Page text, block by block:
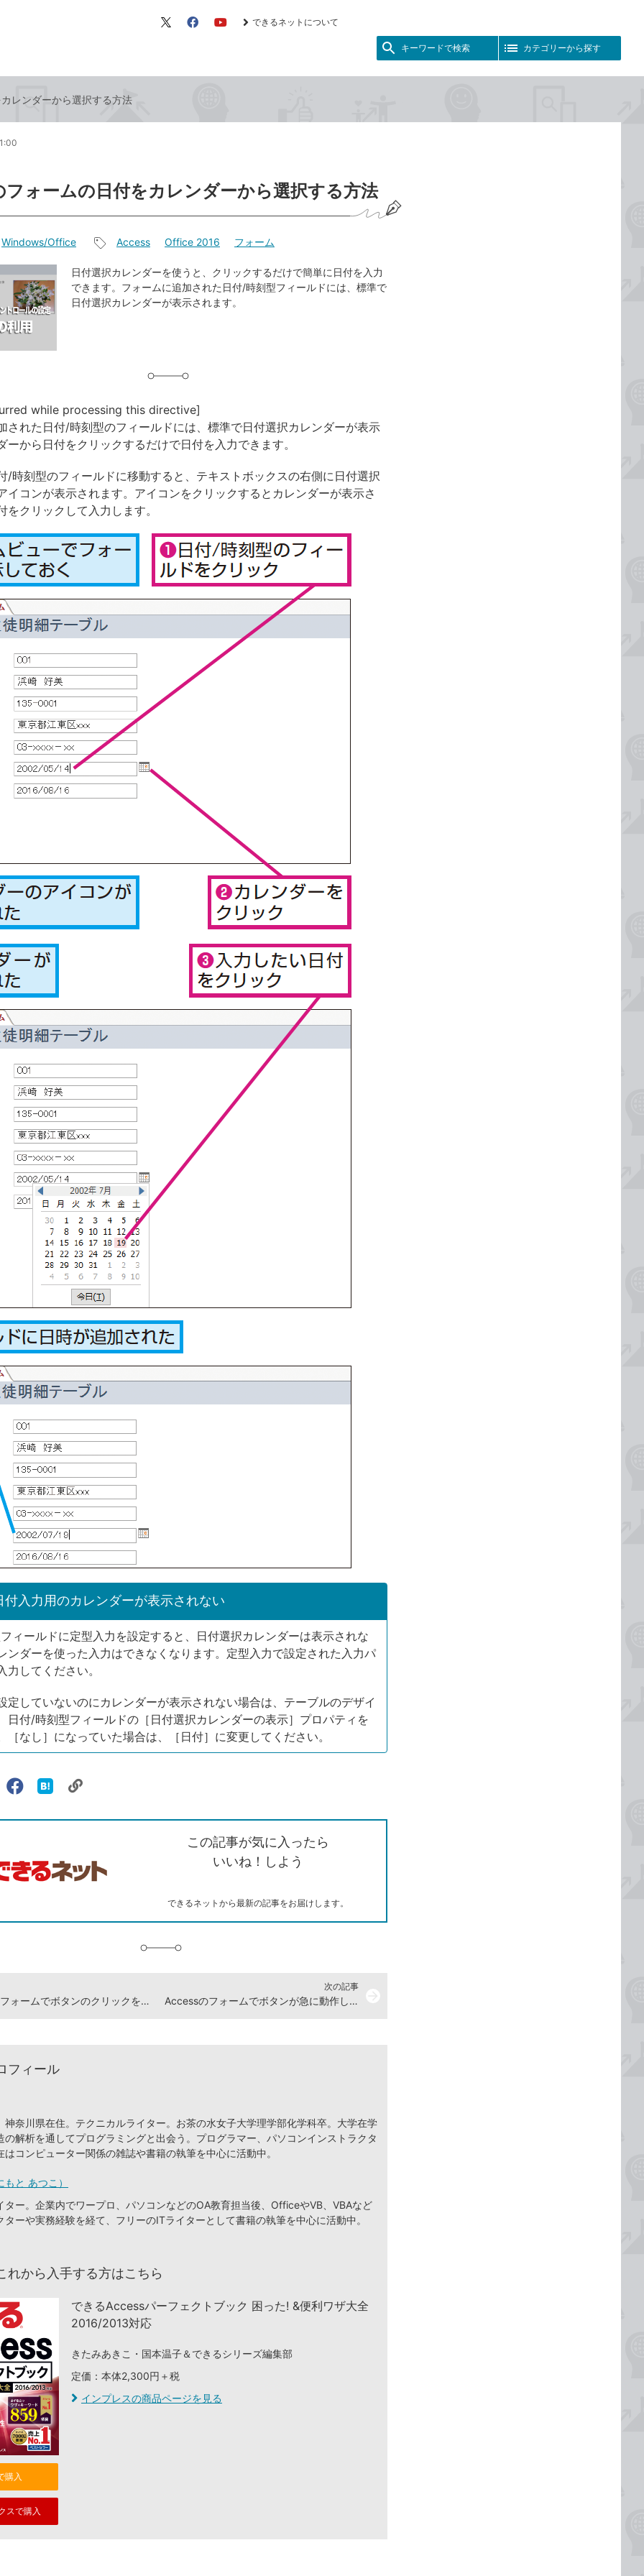
X（旧 FacebookYouTube
できるネットについて
キーワードで検索 カテゴリーから探す
レンダーから選択する方法
ォームの日付をカレンダーから選択する方法
Windows/Office
事
タ
グ
Access Office 2016 フォーム
日付選択カレンダーを使うと、クリックするだけで簡単に日付を入力
できます。フォームに追加された日付/時刻型フィールドには、標準で
日付選択カレンダーが表示されます。
while processing this directive]
された日付/時刻型のフィールドには、標準で日付選択カレンダーが表示
ーから日付をクリックするだけで日付を入力できます。
/時刻型のフィールドに移動すると、テキストボックスの右側に日付選択
イコンが表示されます。アイコンをクリックするとカレンダーが表示さ
をクリックして入力します。
付入力用のカレンダーが表示されない
ィールドに定型入力を設定すると、日付選択カレンダーは表示されな
ンダーを使った入力はできなくなります。定型入力で設定された入力パ
力してください。
定していないのにカレンダーが表示されない場合は、テーブルのデザイ
日付/時刻型フィールドの［日付選択カレンダーの表示］プロパティを
［なし］になっていた場合は、［日付］に変更してください。
する
旧
Facebook
シ
な
マ
ー
追
ク
ピ
ー
この記事が気に入ったら
いいね！しよう
できるネットから最新の記事をお届けします。
Accessのフォームでボタンのクリックをキー操作で行う方法
次の記事
Accessのフォームでボタンが急に動作しなくなった場合の対処方法
フィール
神奈川県在住。テクニカルライター。お茶の水女子大学理学部化学科卒。大学在学
の解析を通してプログラミングと出会う。プログラマー、パソコンインストラクタ
はコンピューター関係の雑誌や書籍の執筆を中心に活動中。
と あつこ）
ター。企業内でワープロ、パソコンなどのOA教育担当後、OfficeやVB、VBAなど
ターや実務経験を経て、フリーのITライターとして書籍の執筆を中心に活動中。
れから入手する方はこちら
できるAccessパーフェクトブック 困った! &便利ワザ大全
2016/2013対応
きたみあきこ・国本温子＆できるシリーズ編集部
定価：本体2,300円＋税
インプレスの商品ページを見る
購入
スで購入